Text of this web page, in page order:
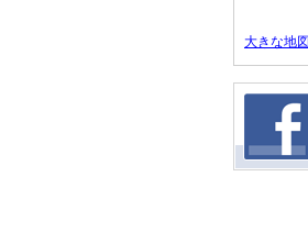
大きな地